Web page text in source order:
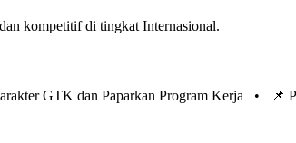
kompetitif di tingkat Internasional.
GTK dan Paparkan Program Kerja •
📌